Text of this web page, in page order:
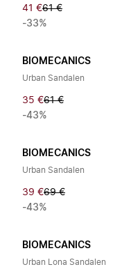
41 €61 €
-33%
BIOMECANICS
Urban Sandalen
35 €61 €
-43%
BIOMECANICS
Urban Sandalen
39 €69 €
-43%
BIOMECANICS
Urban Lona Sandalen